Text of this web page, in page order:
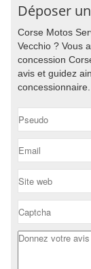
Déposer
Corse Motos
Vecchio ? Vous
concession
avis et guidez
concessionnaire.